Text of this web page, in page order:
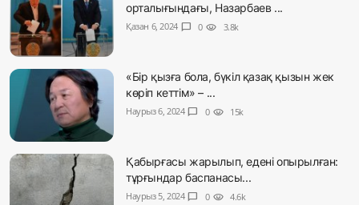
орталығындағы, Назарбаев ...
Қазан 6, 2024 chat_bubble 0 visibility 3.8k
«Бір қызға бола, бүкіл қазақ қызын жек
көріп кеттім» – ...
Наурыз 6, 2024 chat_bubble 0 visibility 15k
Қабырғасы жарылып, едені опырылған:
тұрғындар баспанасы...
Наурыз 5, 2024 chat_bubble 0 visibility 4.6k